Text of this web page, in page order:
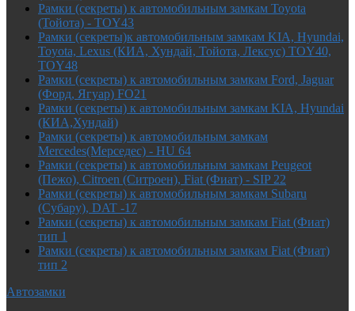
Рамки (секреты) к автомобильным замкам Toyota
(Тойота) - TOY43
Рамки (секреты)к автомобильным замкам KIA, Hyundai,
Toyota, Lexus (КИА, Хундай, Тойота, Лексус) TOY40,
TOY48
Рамки (секреты) к автомобильным замкам Ford, Jaguar
(Форд, Ягуар) FO21
Рамки (секреты) к автомобильным замкам KIA, Hyundai
(КИА,Хундай)
Рамки (секреты) к автомобильным замкам
Mercedes(Мерседес) - HU 64
Рамки (секреты) к автомобильным замкам Peugeot
(Пежо), Citroen (Ситроен), Fiat (Фиат) - SIP 22
Рамки (секреты) к автомобильным замкам Subaru
(Субару), DAT -17
Рамки (секреты) к автомобильным замкам Fiat (Фиат)
тип 1
Рамки (секреты) к автомобильным замкам Fiat (Фиат)
тип 2
Автозамки